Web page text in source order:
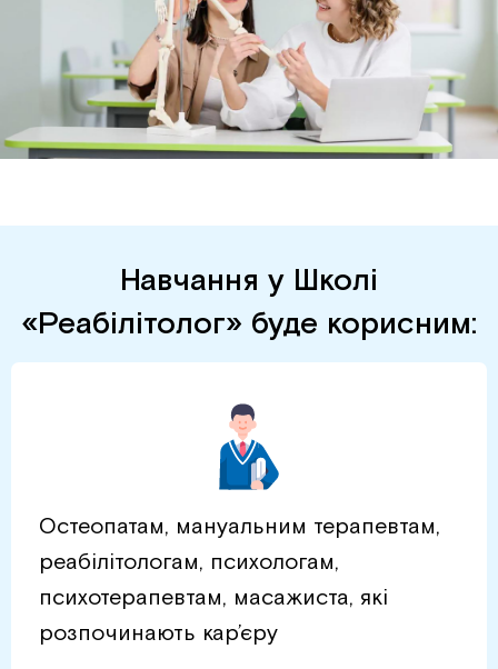
Навчання у Школі
«Реабілітолог» буде корисним:
Остеопатам, мануальним терапевтам,
реабілітологам, психологам,
психотерапевтам, масажиста, які
розпочинають кар’єру